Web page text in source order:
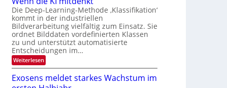
T
e
c
h
T
a
l
k
s
a
u
f
d
e
r
V
I
S
n
g
z
u
E
l
e
k
t
Die Deep-Learning-Methode ‚Klassifikation‘
kommt in der industriellen
Bildverarbeitung vielfältig zum Einsatz. Sie
ordnet Bilddaten vordefinierten Klassen
zu und unterstützt automatisierte
Entscheidungen im…
Weiterlesen:
W
n
Exosens meldet starkes Wachstum im